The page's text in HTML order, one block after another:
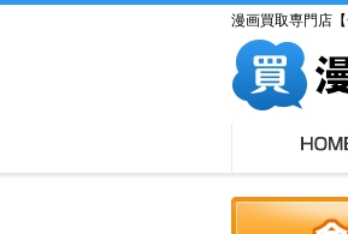
漫画買取専門店